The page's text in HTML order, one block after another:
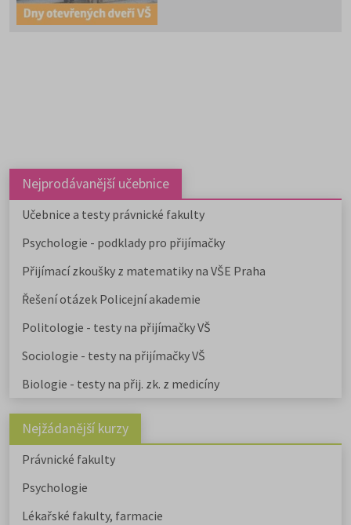
Nejprodávanější učebnice
Učebnice a testy právnické fakulty
Psychologie - podklady pro přijímačky
Přijímací zkoušky z matematiky na VŠE Praha
Řešení otázek Policejní akademie
Politologie - testy na přijímačky VŠ
Sociologie - testy na přijímačky VŠ
Biologie - testy na přij. zk. z medicíny
Nejžádanější kurzy
Právnické fakulty
Psychologie
Lékařské fakulty, farmacie